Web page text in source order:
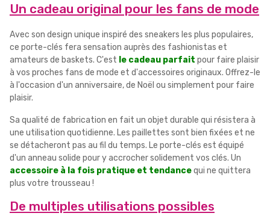
Un cadeau original pour les fans de mode
Avec son design unique inspiré des sneakers les plus populaires,
ce porte-clés fera sensation auprès des fashionistas et
amateurs de baskets. C'est le cadeau parfait pour faire plaisir
à vos proches fans de mode et d'accessoires originaux. Offrez-le
à l'occasion d'un anniversaire, de Noël ou simplement pour faire
plaisir.
Sa qualité de fabrication en fait un objet durable qui résistera à
une utilisation quotidienne. Les paillettes sont bien fixées et ne
se détacheront pas au fil du temps. Le porte-clés est équipé
d'un anneau solide pour y accrocher solidement vos clés. Un
accessoire à la fois pratique et tendancequi ne quittera
plus votre trousseau !
De multiples utilisations possibles